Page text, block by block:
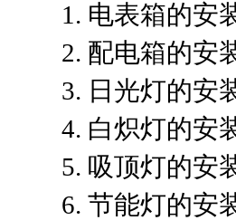
1. 电表箱的安
2. 配电箱的安
3. 日光灯的安
4. 白炽灯的安
5. 吸顶灯的安
6. 节能灯的安